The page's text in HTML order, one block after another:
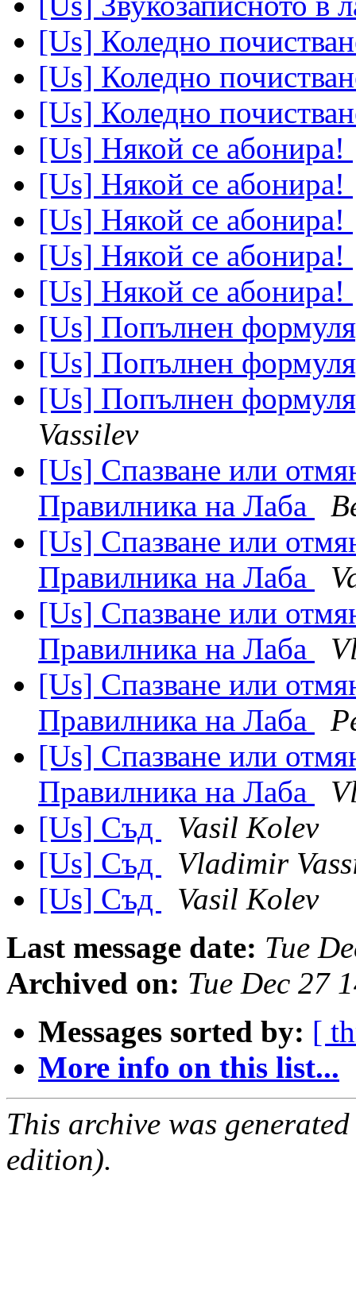
[Us] Коледно
[Us] Коледно
[Us] Коледно
[Us] Някой се абонира!
[Us] Някой се абонира!
[Us] Някой се абонира!
[Us] Някой се абонира!
[Us] Някой се абонира!
[Us] Попълнен
[Us] Попълнен
[Us] Попълнен
Vassilev
[Us] Спазване или
Правилника на Лаба
[Us] Спазване или
Правилника на Лаба
[Us] Спазване или
Правилника на Лаба
[Us] Спазване или
Правилника на Лаба
[Us] Спазване или
Правилника на Лаба
[Us] Съд
Vasil Kolev
[Us] Съд
Vladimir
[Us] Съд
Vasil Kolev
Last message date: Tue
Archived on: Tue Dec 27
Messages sorted by: [
More info on this list...
This archive was
edition).